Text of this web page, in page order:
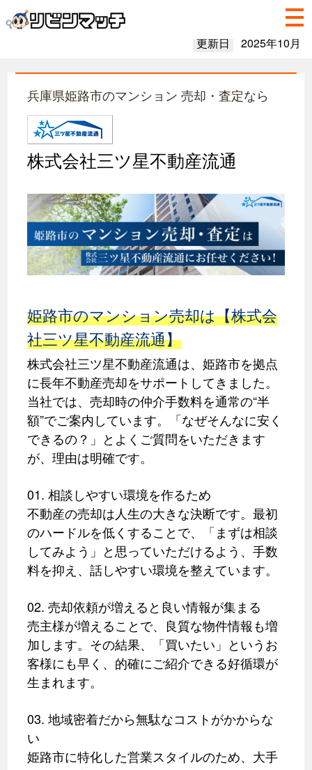
更新日 2025年10月
兵庫県姫路市のマンション 売却・査定なら
株式会社三ツ星不動産流通
姫路市のマンション売却は【株式会
社三ツ星不動産流通】
株式会社三ツ星不動産流通は、姫路市を拠点
に長年不動産売却をサポートしてきました。
当社では、売却時の仲介手数料を通常の“半
額”でご案内しています。「なぜそんなに安く
できるの？」とよくご質問をいただきます
が、理由は明確です。
01. 相談しやすい環境を作るため
不動産の売却は人生の大きな決断です。最初
のハードルを低くすることで、「まずは相談
してみよう」と思っていただけるよう、手数
料を抑え、話しやすい環境を整えています。
02. 売却依頼が増えると良い情報が集まる
売主様が増えることで、良質な物件情報も増
加します。その結果、「買いたい」というお
客様にも早く、的確にご紹介できる好循環が
生まれます。
03. 地域密着だから無駄なコストがかからな
い
姫路市に特化した営業スタイルのため、大手